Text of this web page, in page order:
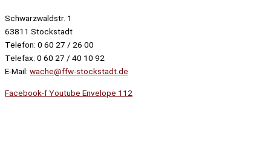
Schwarzwaldstr. 1
63811 Stockstadt
Telefon: 0 60 27 / 26 00
Telefax: 0 60 27 / 40 10 92
E-Mail: wache@ffw-stockstadt.de
Facebook-fYoutube Envelope 112